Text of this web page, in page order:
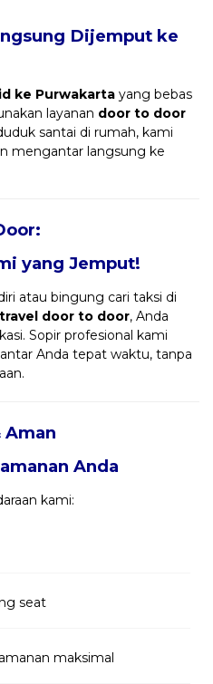
Dijemput ke
ke Purwakarta yang bebas
layanan door to door
santai di rumah, kami
mengantar langsung ke
yang Jemput!
atau bingung cari taksi di
door to door, Anda
Sopir profesional kami
Anda tepat waktu, tanpa
Aman
Anda
kami:
seat
maksimal